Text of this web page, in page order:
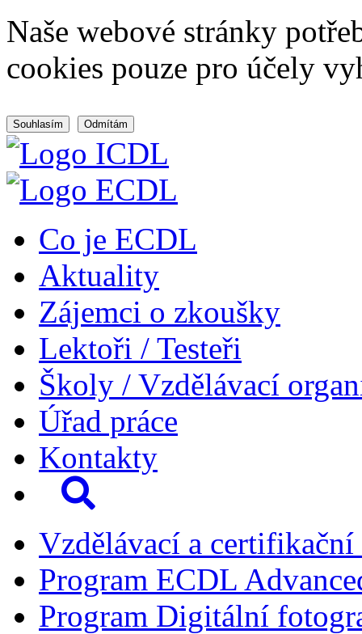
Naše webové stránky
cookies pouze pro účely
Souhlasím Odmítám
Co je ECDL
Aktuality
Zájemci o zkoušky
Lektoři / Testeři
Školy / Vzdělávací
Úřad práce
Kontakty
Vzdělávací a certifikační
Program ECDL
Program Digitální